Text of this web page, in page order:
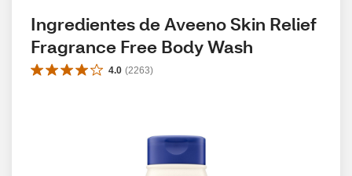
Ingredientes de Aveeno Skin Relief
Fragrance Free Body Wash
4.0 (2263)